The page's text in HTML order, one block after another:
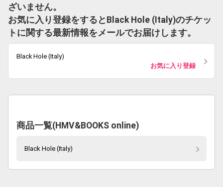
ざいません。
お気に入り登録をするとBlack Hole (Italy)のチケッ
トに関する最新情報をメールでお届けします。
Black Hole (Italy)
お気に入り登録
商品一覧(HMV&BOOKS online)
Black Hole (Italy)